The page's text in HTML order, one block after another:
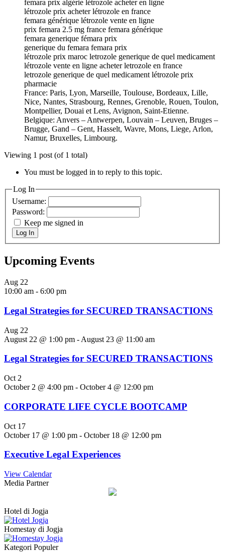
femara prix algérie létrozole acheter en ligne
létrozole prix acheter létrozole en france
femara générique létrozole vente en ligne
prix femara 2.5 mg france femara générique
femara generique fémara prix
generique du femara femara prix
létrozole prix maroc letrozole generique de quel medicament
létrozole vente en ligne acheter letrozole en france
letrozole generique de quel medicament létrozole prix
pharmacie
France: Paris, Lyon, Marseille, Toulouse, Bordeaux, Lille,
Nice, Nantes, Strasbourg, Rennes, Grenoble, Rouen, Toulon,
Montpellier, Douai et Lens, Avignon, Saint-Etienne.
Belgique: Anvers – Antwerpen, Louvain – Leuven, Bruges –
Brugge, Gand – Gent, Hasselt, Wavre, Mons, Liege, Arlon,
Namur, Bruxelles, Limbourg.
Viewing 1 post (of 1 total)
You must be logged in to reply to this topic.
Log In
Username:
Password:
Keep me signed in
Log In
Upcoming Events
Aug 22
10:00 am - 6:00 pm
Legal Strategies for SECURED TRANSACTIONS
Aug 22
August 22 @ 1:00 pm - August 23 @ 11:00 am
Legal Strategies for SECURED TRANSACTIONS
Oct 2
October 2 @ 4:00 pm - October 4 @ 12:00 pm
CORPORATE LIFE CYCLE BOOTCAMP
Oct 17
October 17 @ 1:00 pm - October 18 @ 12:00 pm
Executive Legal Experiences
View Calendar
Media Partner
Hotel di Jogja
Homestay di Jogja
Kategori Populer